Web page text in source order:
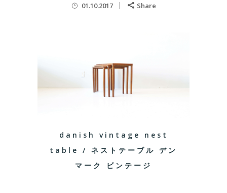
01.10.2017 Share
danish vintage nest
table / ネストテーブル デン
マーク ビンテージ